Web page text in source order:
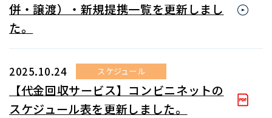
併・譲渡）・新規提携一覧を更新しまし
た。
2025.10.24 スケジュール
【代金回収サービス】コンビニネットの
スケジュール表を更新しました。